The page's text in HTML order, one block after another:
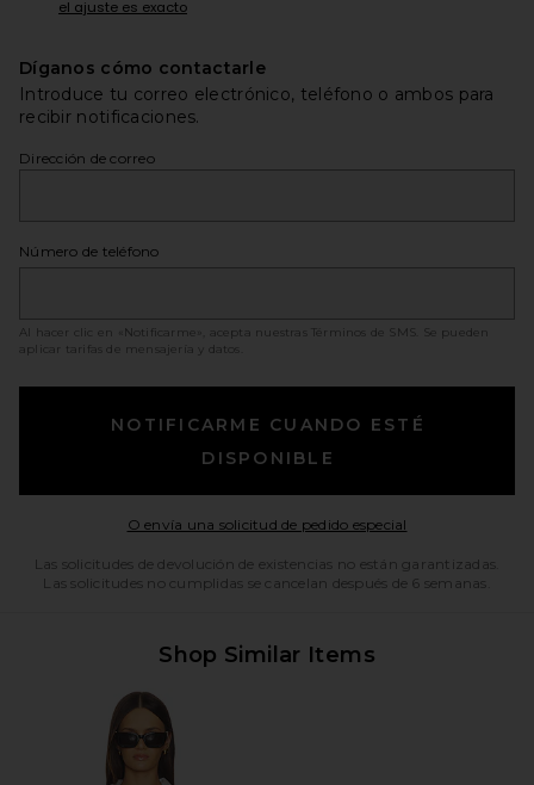
el ajuste es exacto
Díganos cómo contactarle
Introduce tu correo electrónico, teléfono o ambos para
recibir notificaciones.
Dirección de correo
Número de teléfono
Al hacer clic en «Notificarme», acepta nuestras Términos de SMS
. Se pueden
aplicar tarifas de mensajería y datos.
NOTIFICARME CUANDO ESTÉ
DISPONIBLE
O envía una solicitud de pedido especial
Las solicitudes de devolución de existencias no están garantizadas.
Las solicitudes no cumplidas se cancelan después de 6 semanas.
Shop Similar Items